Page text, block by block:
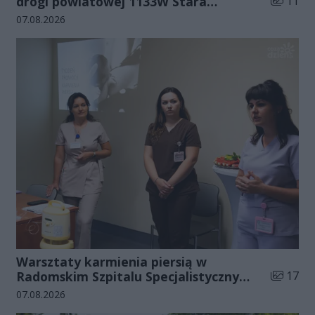
Błotnica - Jedlanka (zdjęcia)
Data dodania galerii:
07.08.2026
Warsztaty karmienia piersią w
Radomskim Szpitalu Specjalistycznym
(zdjęcia)
Liczba
17
Data dodania galerii:
07.08.2026